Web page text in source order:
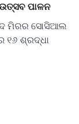
ପାଳନ
ଦ ମିରର ସୋସିଆଲ
୧୬ ଶ୍ରଦ୍ଧା